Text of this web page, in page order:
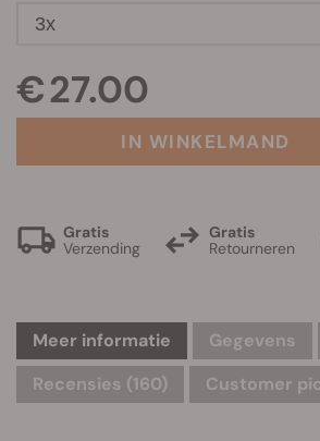
€ 27.00
IN WINKELMAND
Gratis
Verzending
Gratis
Retourneren
Meer informatie Gegevens
Recensies (160)
Customer